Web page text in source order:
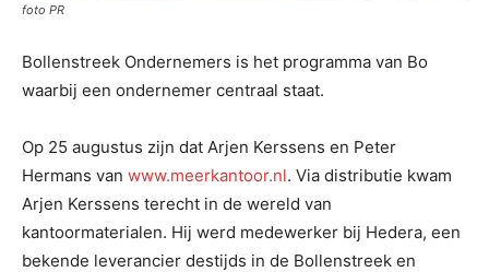
foto PR
Bollenstreek Ondernemers is het programma van Bo
waarbij een ondernemer centraal staat.
Op 25 augustus zijn dat Arjen Kerssens en Peter
Hermans van www.meerkantoor.nl. Via distributie kwam
Arjen Kerssens terecht in de wereld van
kantoormaterialen. Hij werd medewerker bij Hedera, een
bekende leverancier destijds in de Bollenstreek en